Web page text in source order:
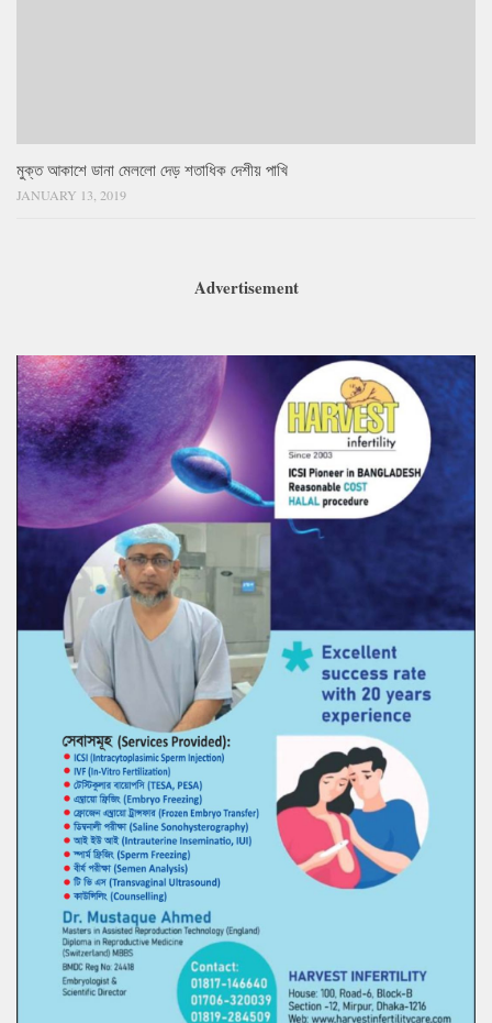
মুক্ত আকাশে ডানা মেললো দেড় শতাধিক দেশীয় পাখি
JANUARY 13, 2019
Advertisement